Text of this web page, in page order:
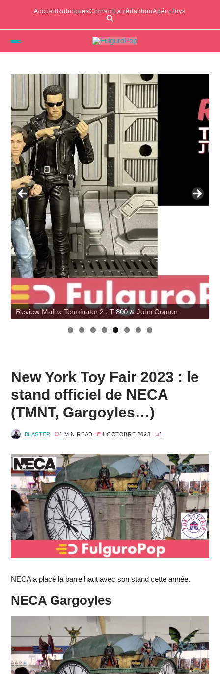
Accueil RubriquesContactLa rédactionApéroToys
G.I. Joe : SNAKE Armor à prix cassé chez Amazon
New York Toy Fair 2023 : le
stand officiel de NECA
(TMNT, Gargoyles…)
BLASTER 1 MIN READ 1 OCTOBRE 2023 1
NECA a placé la barre haut avec son stand cette année.
NECA Gargoyles